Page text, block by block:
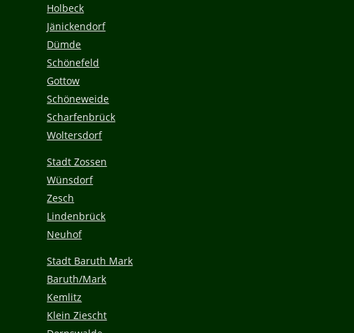
Holbeck
Jänickendorf
Dümde
Schönefeld
Gottow
Schöneweide
Scharfenbrück
Woltersdorf
Stadt Zossen
Wünsdorf
Zesch
Lindenbrück
Neuhof
Stadt Baruth Mark
Baruth/Mark
Kemlitz
Klein Ziescht